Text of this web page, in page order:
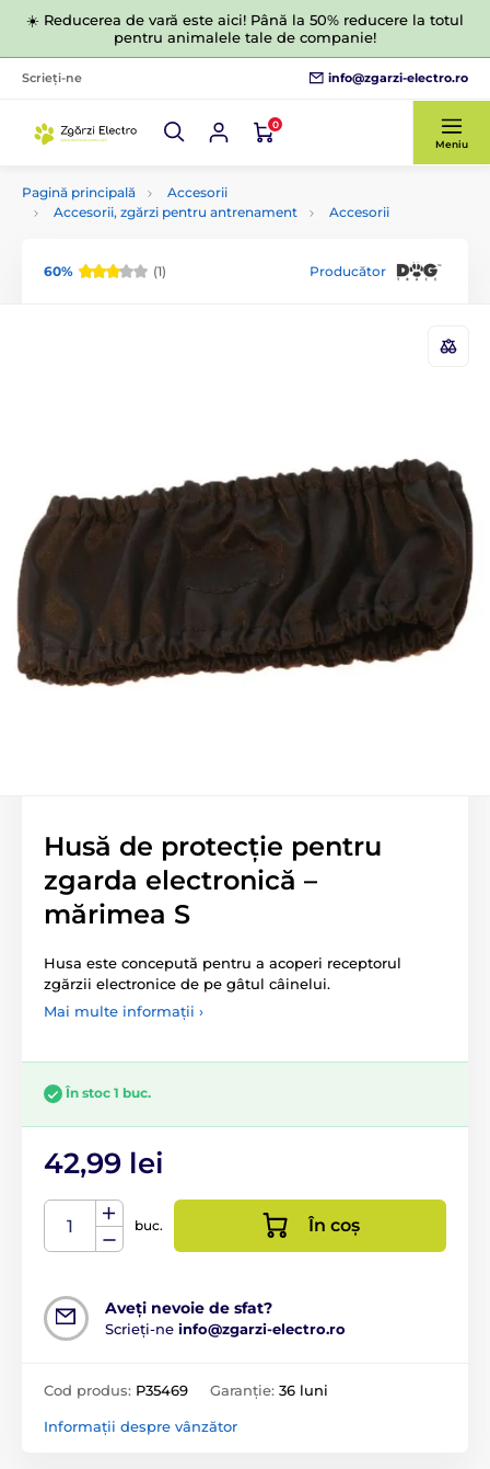
☀️ Reducerea de vară este aici! Până la 50% reducere la totul
pentru animalele tale de companie!
Scrieți-ne info@zgarzi-electro.ro
0
Meniu
Pagină principală
Accesorii
Accesorii, zgărzi pentru antrenament
Accesorii
60% (1) Producător
Husă de protecție pentru
zgarda electronică –
mărimea S
Husa este concepută pentru a acoperi receptorul
zgărzii electronice de pe gâtul câinelui.
Mai multe informații ›
În stoc 1 buc.
42,99 lei
buc. În coș
Aveți nevoie de sfat?
Scrieți-ne info@zgarzi-electro.ro
Cod produs: P35469 Garanție: 36 luni
Informații despre vânzător